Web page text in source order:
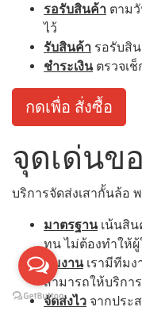
รอรับสินค้า ตาม
ไว้
รับสินค้า รอรับสิ
ชำระเงินตรวจเช็
กดเพื่อ สั่งซื้อ
จุดเด่นข
บริการจัดส่งเสากั้นล้อ
มาตรฐานเน้นสิน
ทน ไม่ต้องทำให้
ทีมงานเรามีทีมง
สามารถให้บริกา
จัดส่งไว จากประ